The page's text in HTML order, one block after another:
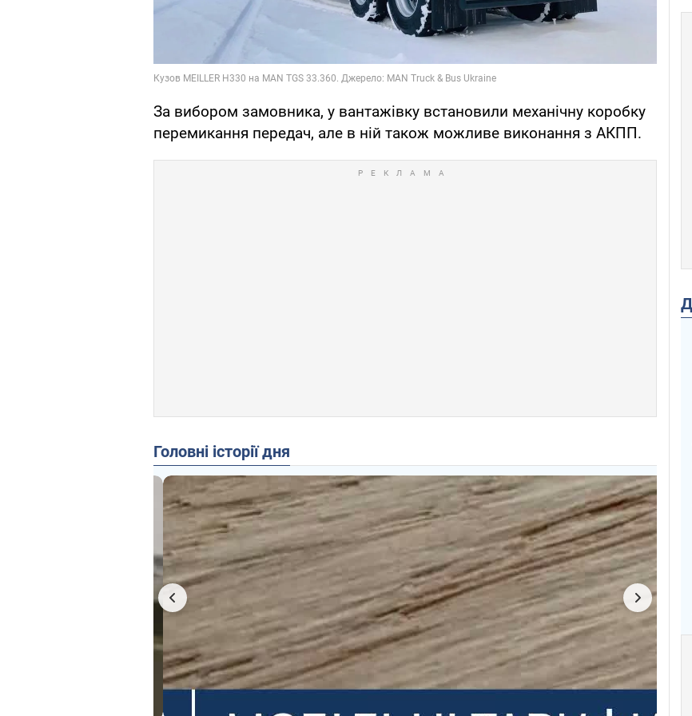
За вибором замовника, у вантажівку встановили механічну коробку
перемикання передач, але в ній також можливе виконання з АКПП.
Головні історії дня